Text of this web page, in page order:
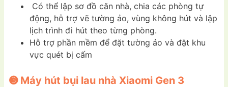
Có thể lập sơ đồ căn nhà, chia các phòng tự
động, hỗ trợ vẽ tường ảo, vùng không hút và lập
lịch trình đi hút theo từng phòng.
Hỗ trợ phần mềm để đặt tường ảo và đặt khu
vực quét bị cấm
➌ Máy hút bụi lau nhà Xiaomi Gen 3